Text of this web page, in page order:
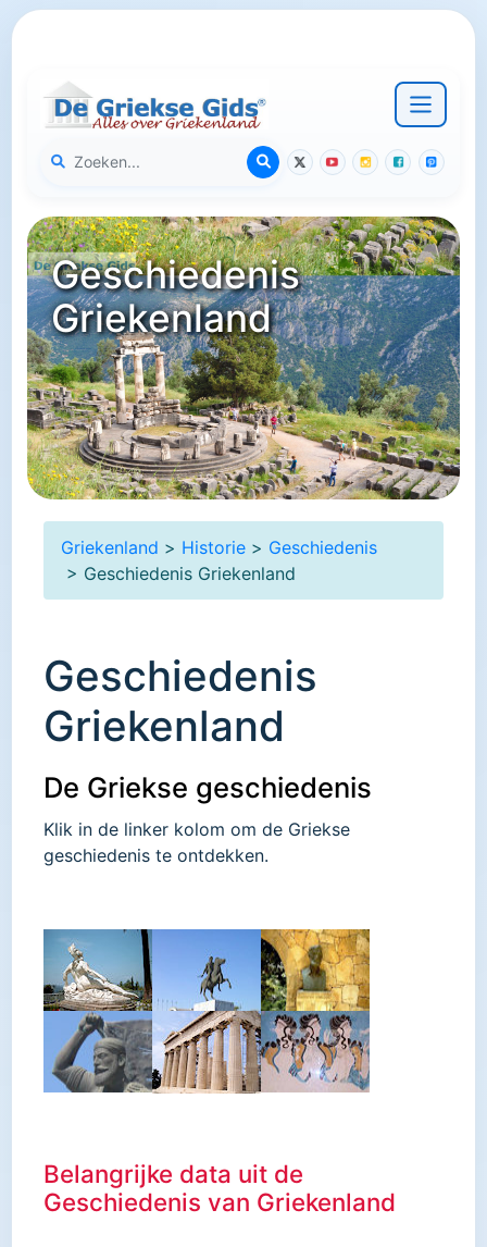
Geschiedenis
Griekenland
Griekenland > Historie > Geschiedenis
> Geschiedenis Griekenland
Geschiedenis
Griekenland
De Griekse geschiedenis
Klik in de linker kolom om de Griekse
geschiedenis te ontdekken.
Belangrijke data uit de
Geschiedenis van Griekenland